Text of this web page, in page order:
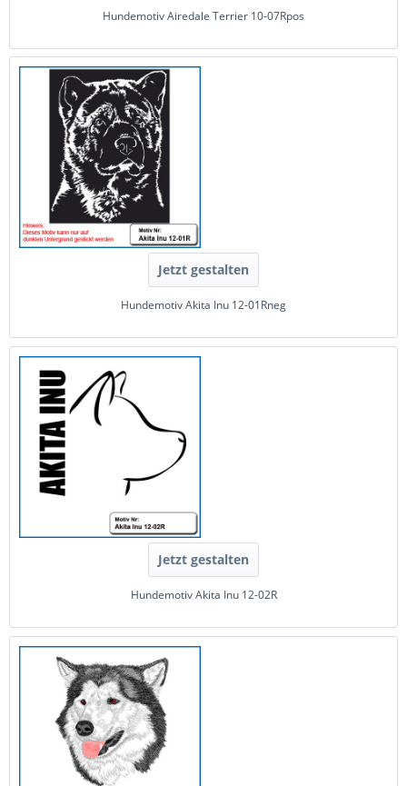
Hundemotiv Airedale Terrier 10-07Rpos
Jetzt gestalten
Hundemotiv Akita Inu 12-01Rneg
Jetzt gestalten
Hundemotiv Akita Inu 12-02R